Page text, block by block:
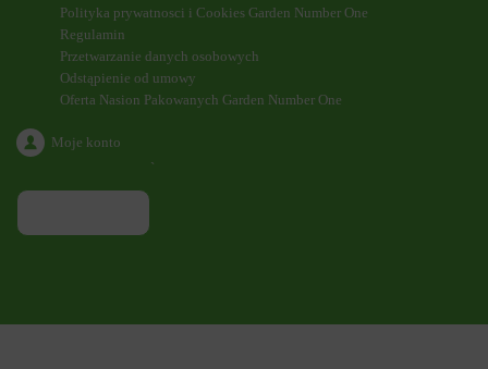
Polityka prywatnosci i Cookies Garden Number One
Regulamin
Przetwarzanie danych osobowych
Odstąpienie od umowy
Oferta Nasion Pakowanych Garden Number One
Moje konto
`